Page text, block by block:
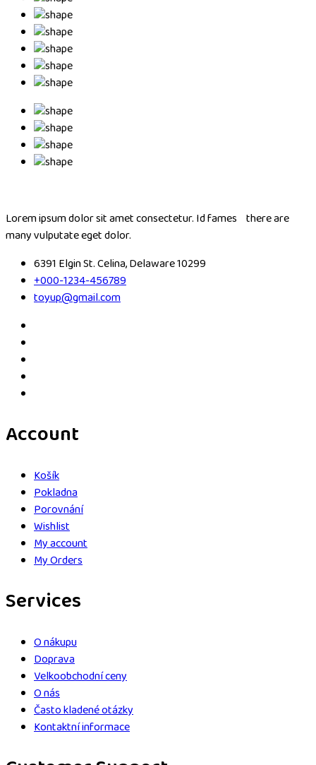
Lorem ipsum dolor sit amet consectetur. Id fames there are
many vulputate eget dolor.
6391 Elgin St. Celina, Delaware 10299
+000-1234-456789
toyup@gmail.com
Account
Košík
Pokladna
Porovnání
Wishlist
My account
My Orders
Services
O nákupu
Doprava
Velkoobchodní ceny
O nás
Často kladené otázky
Kontaktní informace